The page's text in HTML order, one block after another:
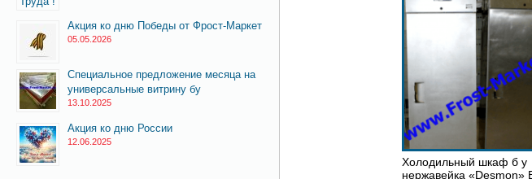
Акция ко дню Победы от Фрост-Маркет
05.05.2026
Специальное предложение месяца на
универсальные витрину бу
13.10.2025
Акция ко дню России
12.06.2025
Холодильный шкаф б у
нержавейка «Desmon»